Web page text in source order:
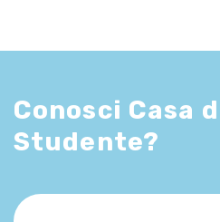
Conosci Casa
Studente?